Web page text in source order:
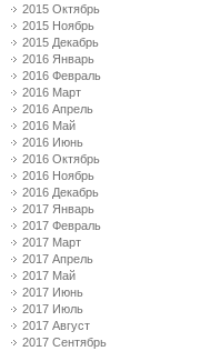
2015 Октябрь
2015 Ноябрь
2015 Декабрь
2016 Январь
2016 Февраль
2016 Март
2016 Апрель
2016 Май
2016 Июнь
2016 Октябрь
2016 Ноябрь
2016 Декабрь
2017 Январь
2017 Февраль
2017 Март
2017 Апрель
2017 Май
2017 Июнь
2017 Июль
2017 Август
2017 Сентябрь